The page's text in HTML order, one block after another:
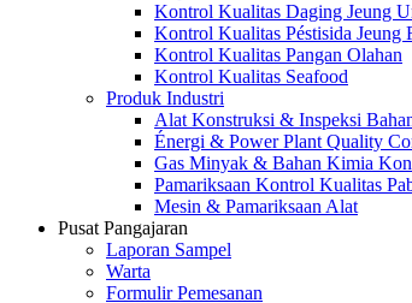
Kontrol Kualitas Daging Jeung
Kontrol Kualitas Péstisida Jeung
Kontrol Kualitas Pangan Olahan
Kontrol Kualitas Seafood
Produk Industri
Alat Konstruksi & Inspeksi
Énergi & Power Plant Quality
Gas Minyak & Bahan Kimia
Pamariksaan Kontrol Kualitas
Mesin & Pamariksaan Alat
Pusat Pangajaran
Laporan Sampel
Warta
Formulir Pemesanan